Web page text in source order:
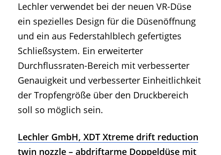
Lechler verwendet bei der neuen VR-Düse
ein spezielles Design für die Düsenöffnung
und ein aus Federstahlblech gefertigtes
Schließsystem. Ein erweiterter
Durchflussraten-Bereich mit verbesserter
Genauigkeit und verbesserter Einheitlichkeit
der Tropfengröße über den Druckbereich
soll so möglich sein.
Lechler GmbH, XDT Xtreme drift reduction
twin nozzle – abdriftarme Doppeldüse mit